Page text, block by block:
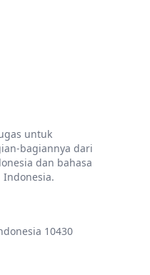
untuk
bagiannya dari
dan bahasa
10430